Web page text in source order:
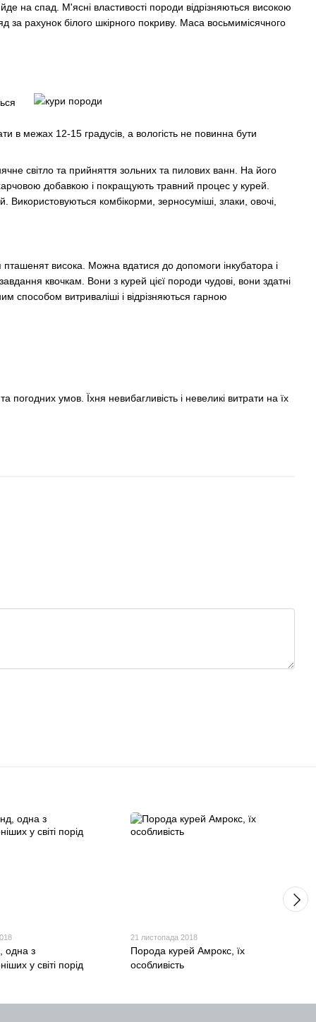
на спад. М'ясні властивості породи відрізняються високою
за рахунок білого шкірного покриву. Маса восьмимісячного
в межах 12-15 градусів, а вологість не повинна бути
світло та прийняття зольних та пилових ванн. На його
добавкою і покращують травний процес у курей.
Використовуються комбікорми, зерносуміші, злаки, овочі,
висока. Можна вдатися до допомоги інкубатора і
квочкам. Вони з курей цієї породи чудові, вони здатні
способом витриваліші і відрізняються гарною
погодних умов. Їхня невибагливість і невеликі витрати на їх
одна з
у світі порід
21 листопада 2018
Порода курей Амрокс, їх
особливість